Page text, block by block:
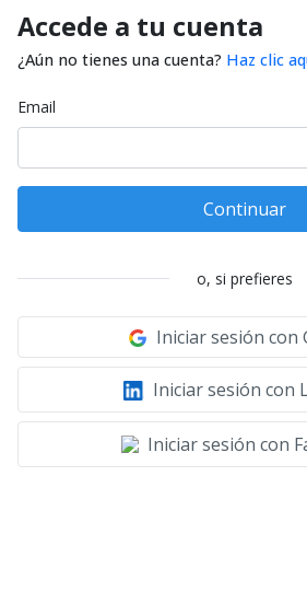
Accede a tu cuenta
¿Aún no tienes una cuenta? Haz clic
Email
Continuar
o, si prefieres
Iniciar sesión con
Iniciar sesión con
Iniciar sesión con